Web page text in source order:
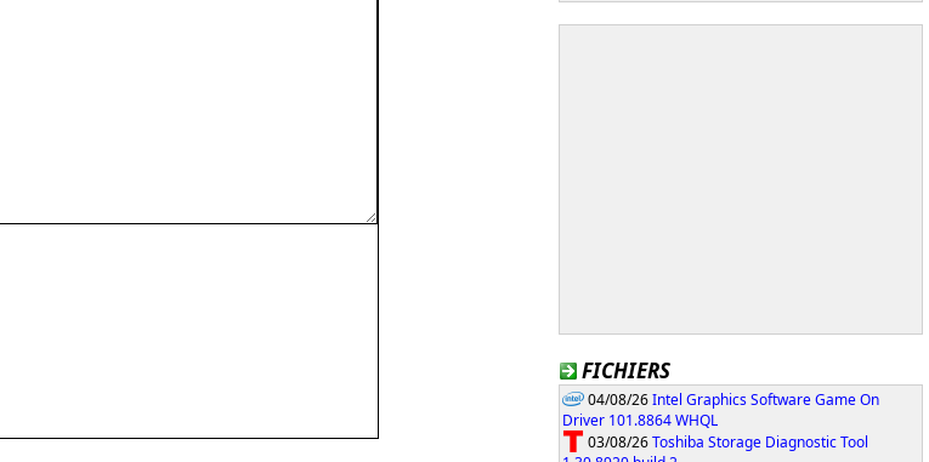
FICHIERS
04/08/26Intel Graphics Software Game On
Driver 101.8864 WHQL
03/08/26Toshiba Storage Diagnostic Tool